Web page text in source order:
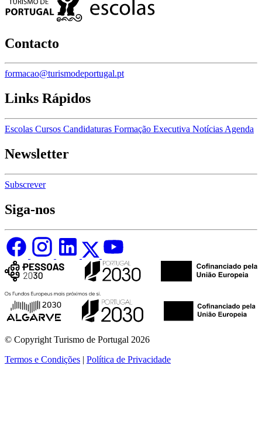
Contacto
formacao@turismodeportugal.pt
Links Rápidos
Escolas Cursos Candidaturas Formação Executiva Notícias Agenda
Newsletter
Subscrever
Siga-nos
© Copyright Turismo de Portugal 2026
Termos e Condições | Política de Privacidade